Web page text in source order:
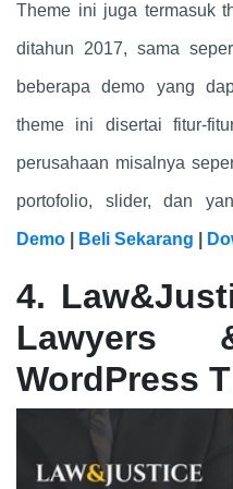
Theme ini juga termasuk
ditahun 2017, sama
beberapa demo yang
theme ini disertai fitur-
perusahaan misalnya
portofolio, slider, dan
Demo Beli Sekarang
4.
Lawyers
WordPress